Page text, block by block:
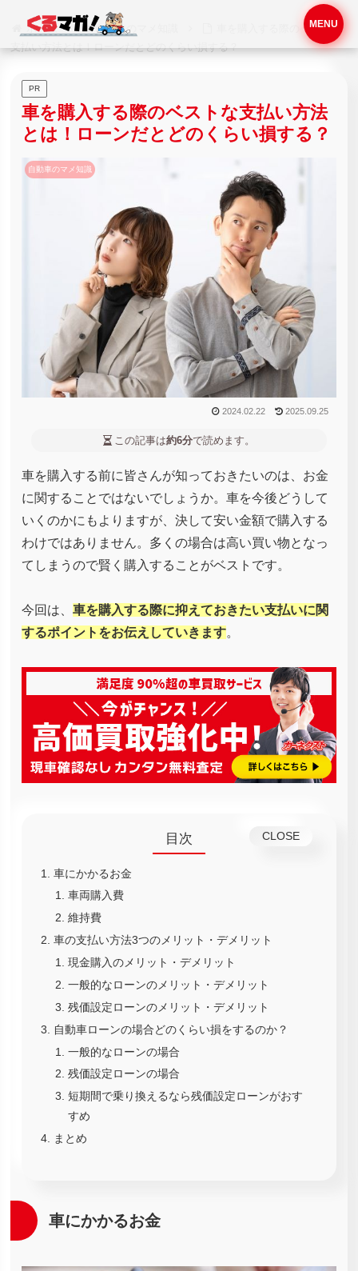
ホーム 自動車のマメ知識
車を購入する際のベストな
支払い方法とは！ローンだとどのくらい損する？
PR
車を購入する際のベストな支払い方法
とは！ローンだとどのくらい損する？
自動車のマメ知識
2024.02.22 2025.09.25
この記事は約6分で読めます。
車を購入する前に皆さんが知っておきたいのは、お金
に関することではないでしょうか。車を今後どうして
いくのかにもよりますが、決して安い金額で購入する
わけではありません。多くの場合は高い買い物となっ
てしまうので賢く購入することがベストです。
今回は、 車を購入する際に抑えておきたい支払いに関
するポイントをお伝えしていきます。
目次
車にかかるお金
車両購入費
維持費
車の支払い方法3つのメリット・デメリット
現金購入のメリット・デメリット
一般的なローンのメリット・デメリット
残価設定ローンのメリット・デメリット
自動車ローンの場合どのくらい損をするのか？
一般的なローンの場合
残価設定ローンの場合
短期間で乗り換えるなら残価設定ローンがおす
すめ
まとめ
車にかかるお金
MENU